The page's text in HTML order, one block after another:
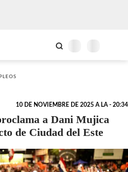
10 DE NOVIEMBRE DE 2025 A LA - 20:34
a Dani Mujica
de Ciudad del Este